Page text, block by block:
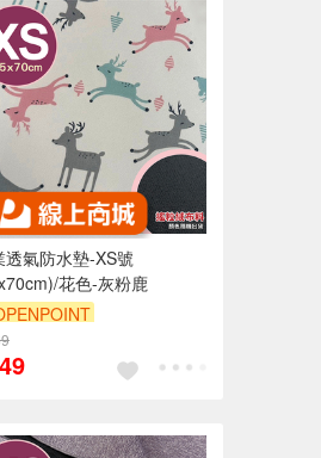
透氣防水墊-XS號
花色-灰粉鹿
單滿 2000 元折抵 100元
費不算在 2000 元的範圍